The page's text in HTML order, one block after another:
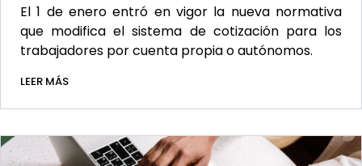
El 1 de enero entró en vigor la nueva normativa
que modifica el sistema de cotización para los
trabajadores por cuenta propia o autónomos.
LEER MÁS